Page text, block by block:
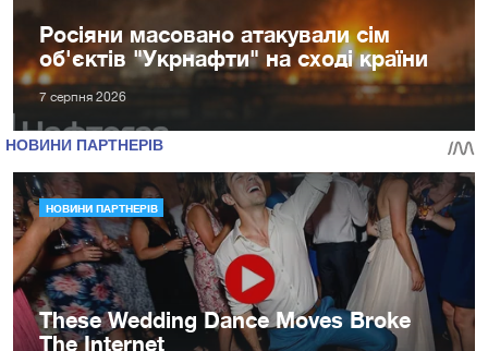
Росіяни масовано атакували сім
об'єктів "Укрнафти" на сході країни
7 серпня 2026